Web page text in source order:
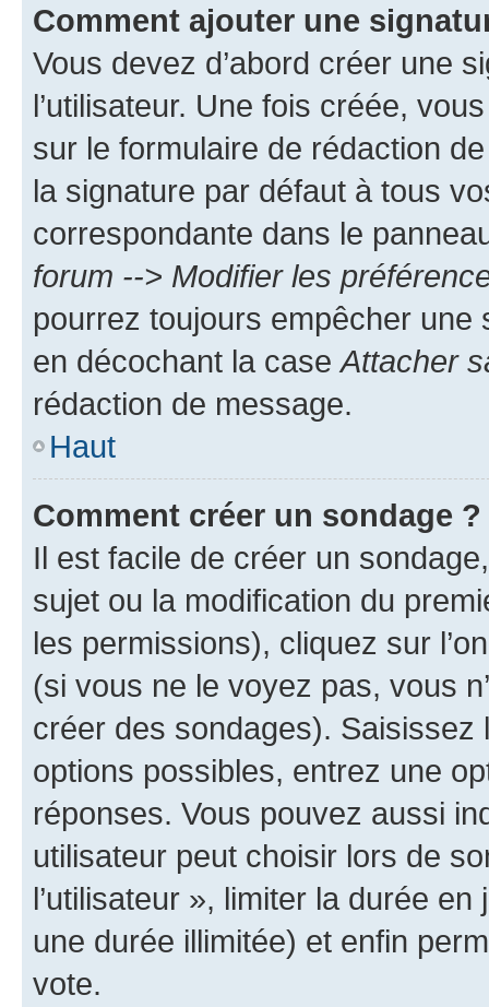
Comment ajouter une
Vous devez d’abord créer une
l’utilisateur. Une fois créée,
sur le formulaire de rédaction
la signature par défaut à tous
correspondante dans le
forum --> Modifier les
pourrez toujours empêcher une
en décochant la case Attacher
rédaction de message.
Haut
Comment créer un sondage ?
Il est facile de créer un
sujet ou la modification du
les permissions), cliquez sur
(si vous ne le voyez pas, vous
créer des sondages).
options possibles, entrez une
réponses. Vous pouvez aussi
utilisateur peut choisir lors de
l’utilisateur », limiter la durée
une durée illimitée) et enfin
vote.